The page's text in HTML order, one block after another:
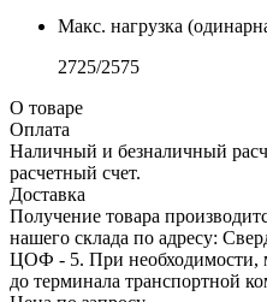
Макс. нагрузка
2725/2575
О товаре
Оплата
Наличный и безналичный
расчетный счет.
Доставка
Получение товара
нашего склада по адресу:
ЦОФ - 5. При необходимости,
до терминала транспортной